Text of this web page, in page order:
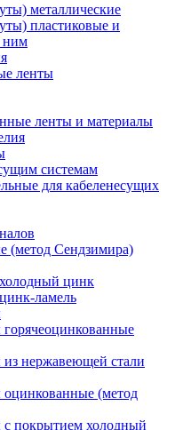
металлические
пластиковые и
ним
ленты
ленты и материалы
системам
для кабеленесущих
(метод Сендзимира)
цинк
ламель
нержавеющей стали
(метод
покрытием холодный